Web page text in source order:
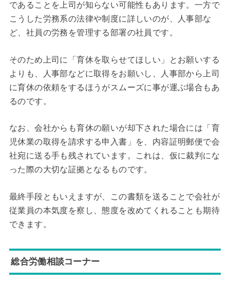
であることを上司が知らない可能性もあります。一方で
こうした労務系の法律や制度に詳しいのが、人事部な
ど、社員の労務を管理する部署の社員です。
そのため上司に「育休を取らせてほしい」とお願いする
よりも、人事部などに取得をお願いし、人事部から上司
に育休の依頼をするほうがスムーズに事が運ぶ場合もあ
るのです。
なお、会社からも育休の願いが却下された場合には「育
児休業の取得を請求する申入書」を、内容証明郵便で会
社宛に送る手も残されています。これは、仮に裁判にな
った際の大切な証拠となるものです。
最終手段ともいえますが、この書類を送ることで会社が
従業員の本気度を察し、態度を改めてくれることも期待
できます。
総合労働相談コーナー